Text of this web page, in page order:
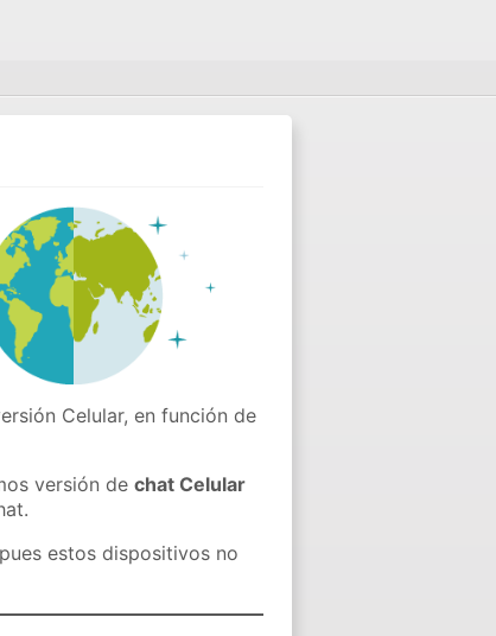
Celular, en función de
versión dechat Celular
estos dispositivos no